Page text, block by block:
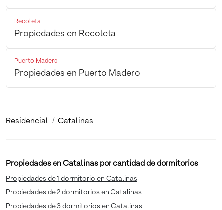
Recoleta
Propiedades en Recoleta
Puerto Madero
Propiedades en Puerto Madero
Residencial Catalinas
Propiedades en Catalinas por cantidad de dormitorios
Propiedades de 1 dormitorio en Catalinas
Propiedades de 2 dormitorios en Catalinas
Propiedades de 3 dormitorios en Catalinas